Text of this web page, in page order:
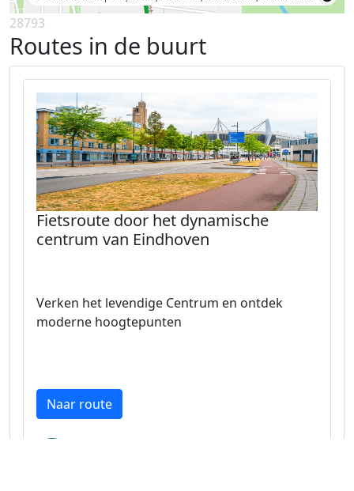
28793
Routes in de buurt
Fietsroute door het dynamische
centrum van Eindhoven
Verken het levendige Centrum en ontdek
moderne hoogtepunten
Naar route